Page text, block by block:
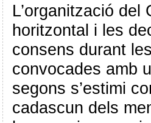
L’organització
horitzontal i les
consens durant
convocades amb
segons s’estimi
cadascun dels